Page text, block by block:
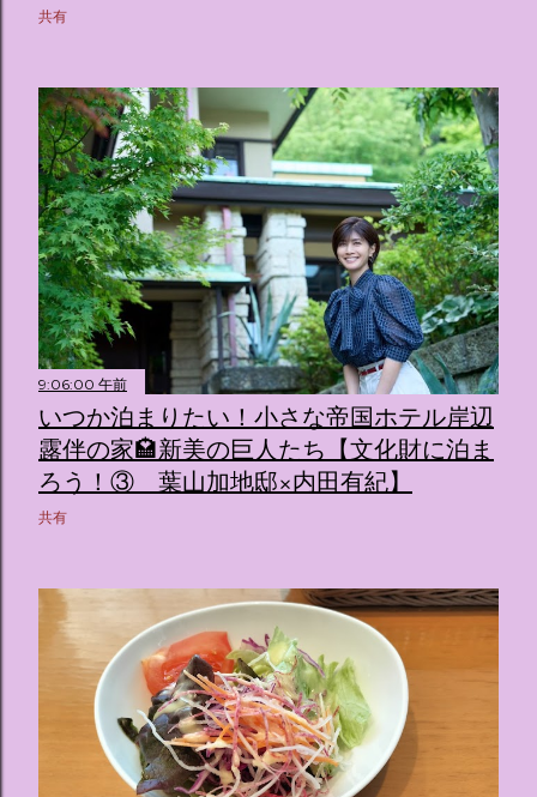
共有
9:06:00 午前
いつか泊まりたい！小さな帝国ホテル岸辺
露伴の家🏩新美の巨人たち【文化財に泊ま
ろう！③ 葉山加地邸×内田有紀】
共有